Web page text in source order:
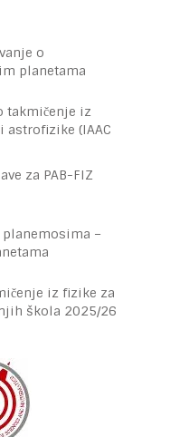
o
planetama
takmičenje iz
(IAAC
za PAB-FIZ
planemosima –
iz fizike za
škola 2025/26